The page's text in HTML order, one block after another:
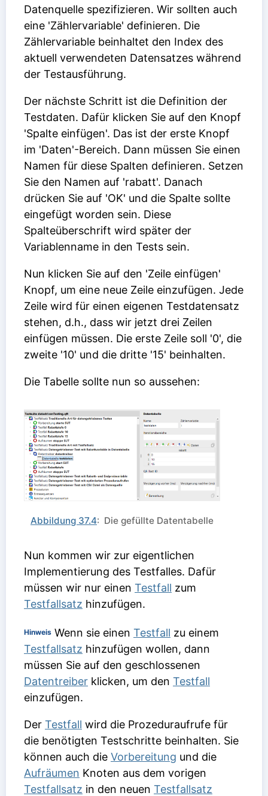
Datenquelle spezifizieren. Wir sollten auch
eine 'Zählervariable' definieren. Die
Zählervariable beinhaltet den Index des
aktuell verwendeten Datensatzes während
der Testausführung.
Der nächste Schritt ist die Definition der
Testdaten. Dafür klicken Sie auf den Knopf
'Spalte einfügen'. Das ist der erste Knopf
im 'Daten'-Bereich. Dann müssen Sie einen
Namen für diese Spalten definieren. Setzen
Sie den Namen auf 'rabatt'. Danach
drücken Sie auf 'OK' und die Spalte sollte
eingefügt worden sein. Diese
Spalteüberschrift wird später der
Variablenname in den Tests sein.
Nun klicken Sie auf den 'Zeile einfügen'
Knopf, um eine neue Zeile einzufügen. Jede
Zeile wird für einen eigenen Testdatensatz
stehen, d.h., dass wir jetzt drei Zeilen
einfügen müssen. Die erste Zeile soll '0', die
zweite '10' und die dritte '15' beinhalten.
Die Tabelle sollte nun so aussehen:
Abbildung 37.4: Die gefüllte Datentabelle
Nun kommen wir zur eigentlichen
Implementierung des Testfalles. Dafür
müssen wir nur einen Testfall zum
Testfallsatz hinzufügen.
Hinweis Wenn sie einen Testfall zu einem
Testfallsatz hinzufügen wollen, dann
müssen Sie auf den geschlossenen
Datentreiber klicken, um den Testfall
einzufügen.
Der Testfall wird die Prozeduraufrufe für
die benötigten Testschritte beinhalten. Sie
können auch die Vorbereitung und die
Aufräumen Knoten aus dem vorigen
Testfallsatz in den neuen Testfallsatz